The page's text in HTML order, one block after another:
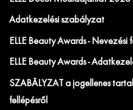
Adatkezelési szabályzat
ELLE Beauty Awards - Nevezési
ELLE Beauty Awards -
SZABÁLYZAT a jogellenes
fellépésről